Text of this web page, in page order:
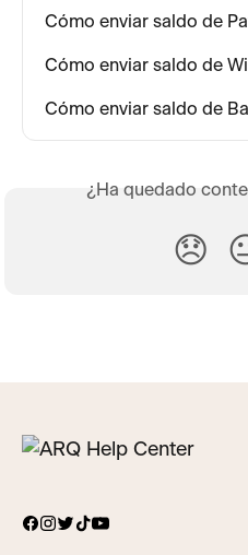
Cómo enviar saldo de
Cómo enviar saldo de
Cómo enviar saldo de
¿Ha quedado
😞